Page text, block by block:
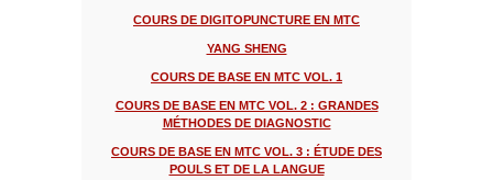
COURS DE DIGITOPUNCTURE EN MTC
YANG SHENG
COURS DE BASE EN MTC VOL. 1
COURS DE BASE EN MTC VOL. 2 : GRANDES
MÉTHODES DE DIAGNOSTIC
COURS DE BASE EN MTC VOL. 3 : ÉTUDE DES
POULS ET DE LA LANGUE